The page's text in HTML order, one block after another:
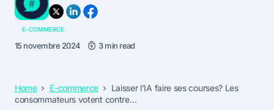
E-COMMERCE
15 novembre 2024 3 min read
Home E-commerce
Laisser l’IA faire ses courses? Les
consommateurs votent contre…